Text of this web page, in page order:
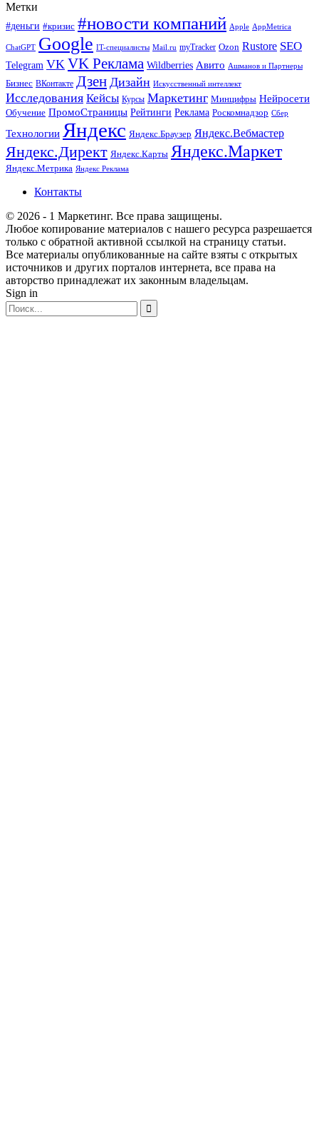
Метки
#деньги #кризис #новости компаний Apple AppMetrica
ChatGPT Google IT-специалисты Mail.ru myTracker Ozon Rustore SEO
Telegram VK VK Реклама Wildberries Авито Ашманов и Партнеры
Бизнес ВКонтакте Дзен Дизайн Искусственный интеллект
Исследования Кейсы Курсы Маркетинг Минцифры Нейросети
Обучение ПромоСтраницы Рейтинги Реклама Роскомнадзор Сбер
Технологии Яндекс Яндекс.Браузер Яндекс.Вебмастер
Яндекс.Директ Яндекс.Карты Яндекс.Маркет
Яндекс.Метрика Яндекс Реклама
Контакты
© 2026 - 1 Маркетинг. Все права защищены.
Любое копирование материалов с нашего ресурса разрешается
только с обратной активной ссылкой на страницу статьи.
Все материалы опубликованные на сайте взяты с открытых
источников и других порталов интернета, все права на
авторство принадлежат их законным владельцам.
Sign in